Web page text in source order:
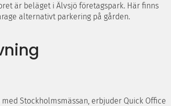
är beläget i Älvsjö företagspark. Här finns
alternativt parkering på gården.
Stockholmsmässan, erbjuder Quick Office